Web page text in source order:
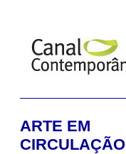
ARTE EM
CIRCULAÇÃO